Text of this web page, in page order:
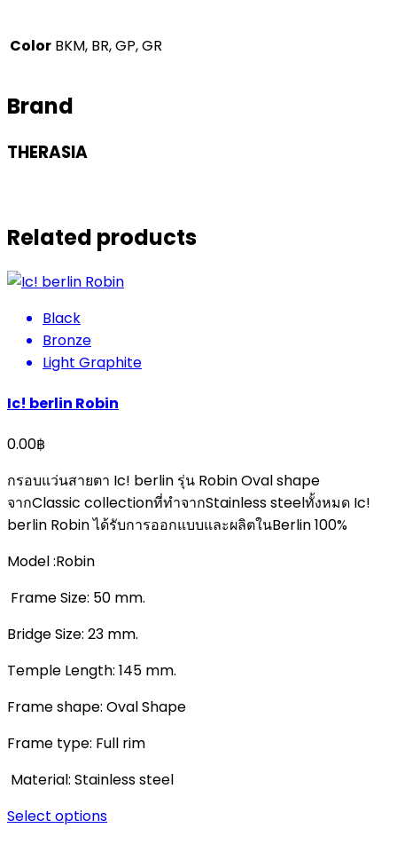
Color BKM, BR, GP, GR
Brand
THERASIA
Related products
Black
Bronze
Light Graphite
Ic! berlin Robin
0.00฿
กรอบแว่นสายตา Ic! berlin รุ่น Robin Oval shape
จากClassic collectionที่ทําจากStainless steelทั้งหมด Ic!
berlin Robin ได้รับการออกแบบและผลิตในBerlin 100%
Model :Robin
Frame Size: 50 mm.
Bridge Size: 23 mm.
Temple Length: 145 mm.
Frame shape: Oval Shape
Frame type: Full rim
Material: Stainless steel
Select options